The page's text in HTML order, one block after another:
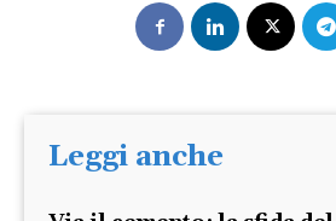
Leggi anche